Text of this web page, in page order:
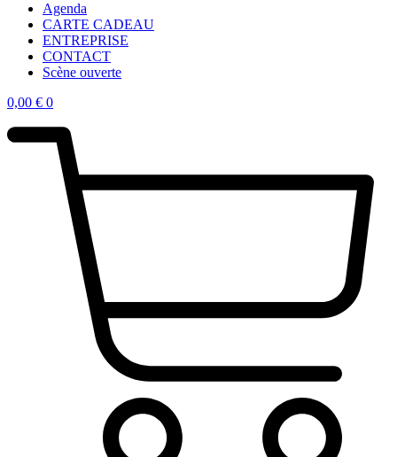
Agenda
CARTE CADEAU
ENTREPRISE
CONTACT
Scène ouverte
0,00 € 0